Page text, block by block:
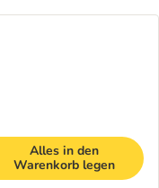
Alles in den
Warenkorb legen